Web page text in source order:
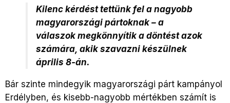
Kilenc kérdést tettünk fel a nagyobb
magyarországi pártoknak – a
válaszok megkönnyítik a döntést azok
számára, akik szavazni készülnek
április 8-án.
Bár szinte mindegyik magyarországi párt kampányol
Erdélyben, és kisebb-nagyobb mértékben számít is